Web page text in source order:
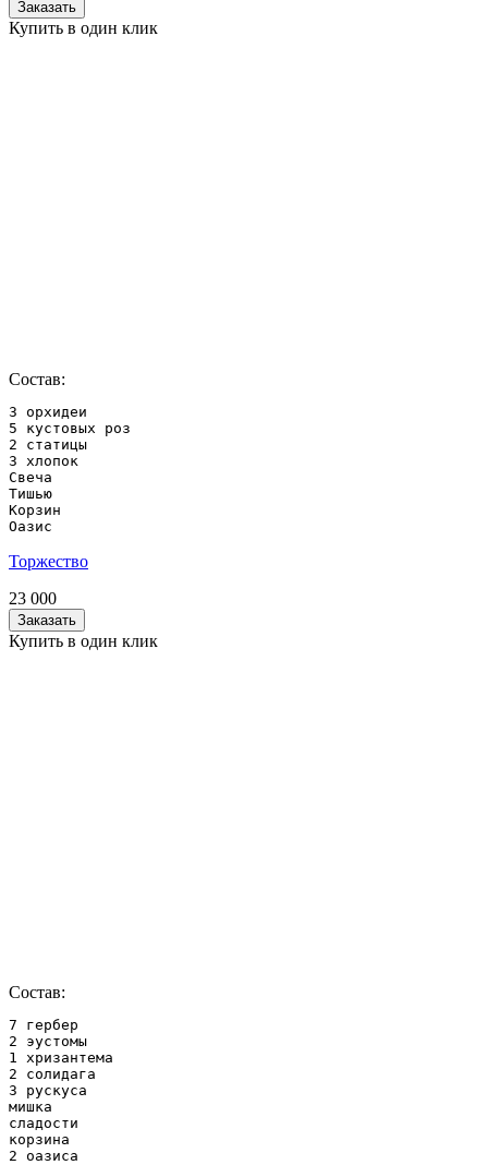
Заказать
Купить в один клик
Состав:
3 орхидеи
5 кустовых роз
2 статицы
3 хлопок
Свеча
Тишью
Корзин
Оазис
Торжество
23 000
Заказать
Купить в один клик
Состав:
7 гербер
2 эустомы
1 хризантема
2 солидага
3 рускуса
мишка
сладости
корзина
2 оазиса